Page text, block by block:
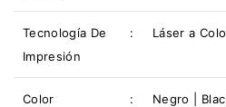
Tecnología De
Impresión
: Láser a
Color : Negro |